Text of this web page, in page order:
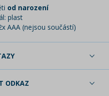
od narození
plast
AAA (nejsou součástí)
ODKAZ